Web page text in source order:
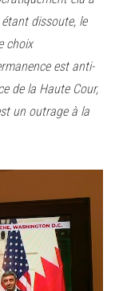
dissoute, le
choix
est anti-
de la Haute Cour,
un outrage à la